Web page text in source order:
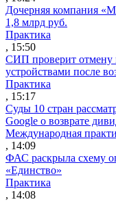
Дочерняя компания
1,8 млрд руб.
Практика
, 15:50
СИП проверит отмену
устройствами после
Практика
, 15:17
Суды 10 стран
Google о возврате
Международная
, 14:09
ФАС раскрыла схему
«Единство»
Практика
, 14:08